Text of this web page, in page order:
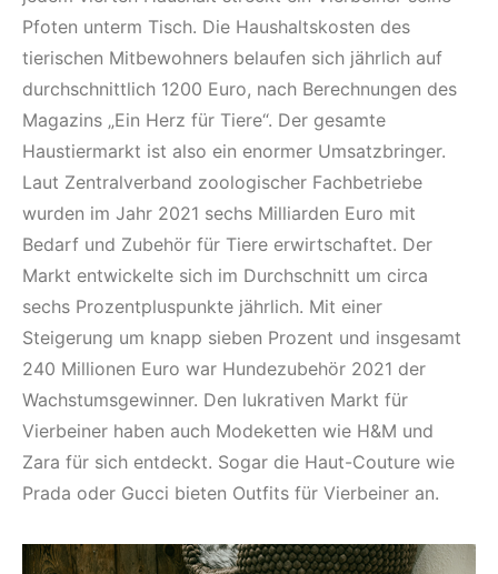
Pfoten unterm Tisch. Die Haushaltskosten des
tierischen Mitbewohners belaufen sich jährlich auf
durchschnittlich 1200 Euro, nach Berechnungen des
Magazins „Ein Herz für Tiere“. Der gesamte
Haustiermarkt ist also ein enormer Umsatz­bringer.
Laut Zentralverband zoologischer Fachbetriebe
wurden im Jahr 2021 sechs Milliarden Euro mit
Bedarf und Zubehör für Tiere erwirtschaftet. Der
Markt entwickelte sich im Durchschnitt um circa
sechs Prozentpluspunkte jährlich. Mit einer
Steigerung um knapp sieben Prozent und insgesamt
240 Millionen Euro war Hundezubehör 2021 der
Wachstumsgewinner. Den lukrativen Markt für
Vierbeiner haben auch Modeketten wie H&M und
Zara für sich entdeckt. Sogar die Haut-Couture wie
Prada oder Gucci bieten Outfits für Vierbeiner an.